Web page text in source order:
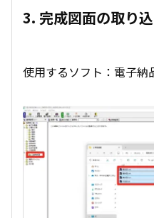
3. 完成図面の取り
使用するソフト：電子納